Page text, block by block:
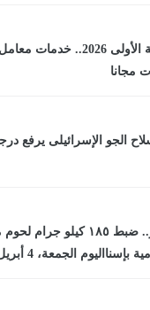
تنسيق المرحلة الأولى
مجانا
الجو الإسرائيلى يرفع
بيطرى الأقصر.. ضبط ١٨٥ كيلو
الجمعة، 4 أبريل 2025 08:54 مـ